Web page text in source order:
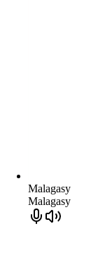
Malagasy
Malagasy